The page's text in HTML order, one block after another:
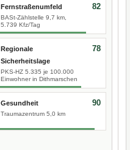
Fernstraßenumfeld
BASt-Zählstelle 9,7 km,
5.739 Kfz/Tag
82
Regionale
Sicherheitslage
PKS-HZ 5.335 je 100.000
Einwohner in Dithmarschen
78
Gesundheit
Traumazentrum 5,0 km
90